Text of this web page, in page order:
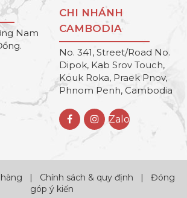
Nam
CHI NHÁNH
CAMBODIA
No. 341, Street/Road No.
Dipok, Kab Srov Touch,
Kouk Roka, Praek Pnov,
Phnom Penh, Cambodia
Zalo
| Chính sách & quy định | Đóng
góp ý kiến